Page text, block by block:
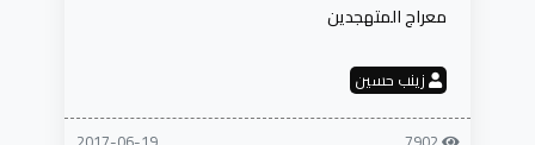
معراج المتهجدين
زينب حسين